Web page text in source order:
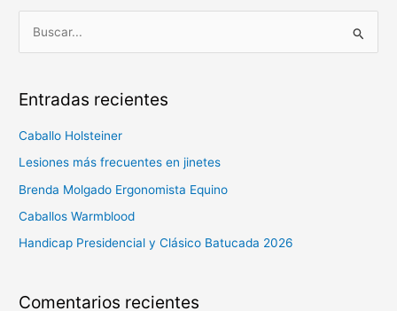
c
a
r
:
Entradas recientes
Caballo Holsteiner
Lesiones más frecuentes en jinetes
Brenda Molgado Ergonomista Equino
Caballos Warmblood
Handicap Presidencial y Clásico Batucada 2026
Comentarios recientes